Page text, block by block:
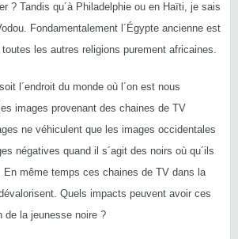
? Tandis qu´à Philadelphie ou en Haïti, je sais
Fondamentalement l´Égypte ancienne est
les autres religions purement africaines.
l´endroit du monde où l´on est nous
images provenant des chaines de TV
ne véhiculent que les images occidentales
négatives quand il s´agit des noirs où qu´ils
En même temps ces chaines de TV dans la
Quels impacts peuvent avoir ces
de la jeunesse noire ?